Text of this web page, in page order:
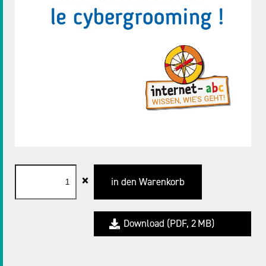
Material in den Warenkorb legen
× in den Warenkorb
Warenkorb öffnen
Download PDF, 2 MB